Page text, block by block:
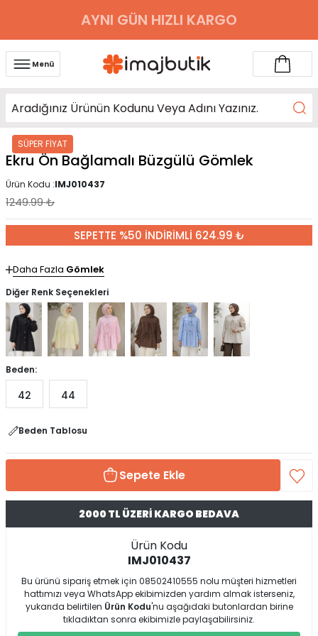
AYNI GÜN HIZLI KARGO
Menü
SÜPER FİYAT
Ekru Ön Bağlamalı Büzgülü Gömlek
Ürün Kodu :IMJ010437
1249.99₺
SEPETTE %50 İNDİRİMLİ 624.99 ₺
Daha Fazla Gömlek
Diğer Renk Seçenekleri
Beden:
42 44
Beden Tablosu
Sepete Ekle
2000 TL ÜZERİ KARGO BEDAVA
Ürün Kodu
IMJ010437
Bu ürünü sipariş etmek için 08502410555 nolu müşteri hizmetleri
hattımızı veya WhatsApp ekibimizden yardım almak isterseniz,
yukarıda belirtilen Ürün Kodu'nu aşağıdaki butonlardan birine
tıkladıktan sonra ekibimizle paylaşabilirsiniz.